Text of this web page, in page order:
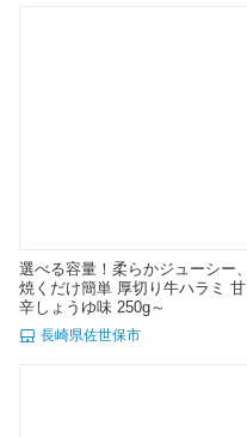
選べる容量！柔らかジューシー、
焼くだけ簡単 厚切り牛ハラミ 甘
辛しょうゆ味 250g～
長崎県佐世保市